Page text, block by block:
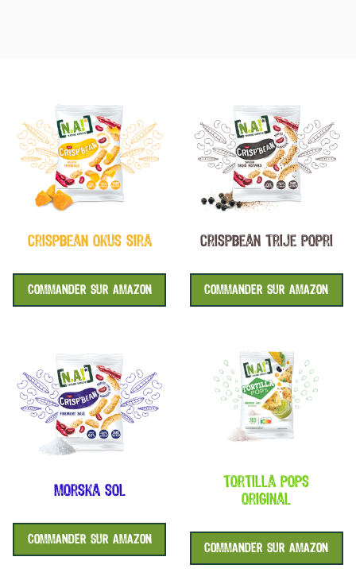
crispbean okus sira
COMMANDER SUR AMAZON
crispbean trije popri
COMMANDER SUR AMAZON
morska sol
COMMANDER SUR AMAZON
tortilla pops
original
COMMANDER SUR AMAZON